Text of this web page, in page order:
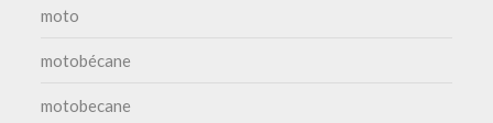
moto
motobécane
motobecane